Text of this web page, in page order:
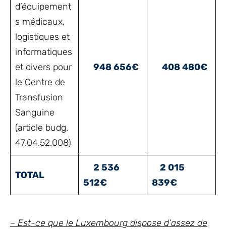
d’équipement
s médicaux,
logistiques et
informatiques
et divers pour
le Centre de
Transfusion
Sanguine
(article budg.
47.04.52.008)
948 656€ 408 480€
TOTAL
2 536
512€
2 015
839€
– Est-ce que le Luxembourg dispose d’assez de